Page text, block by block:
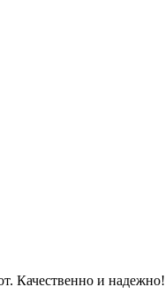
Качественно и надежно!